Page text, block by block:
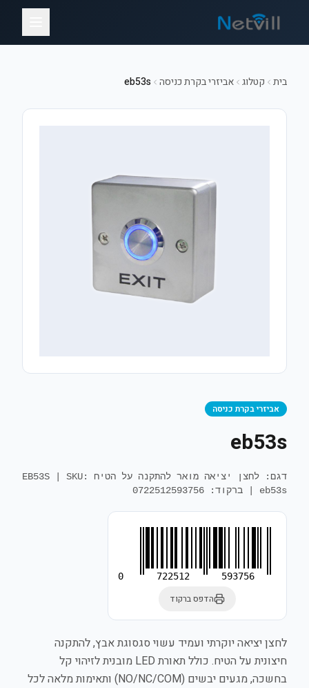
בית קטלוג אביזרי בקרת כניסה eb53s
אביזרי בקרת כניסה
eb53s
דגם: לחצן יציאה מואר להתקנה על הטיח EB53S
SKU:
eb53s | ברקוד: 0722512593756
0 722512 593756
הדפס ברקוד
לחצן יציאה יוקרתי ועמיד עשוי סגסוגת אבץ, להתקנה
חיצונית על הטיח. כולל תאורת LED מובנית לזיהוי קל
בחשכה, מגעים יבשים (NO/NC/COM) ותאימות מלאה לכל